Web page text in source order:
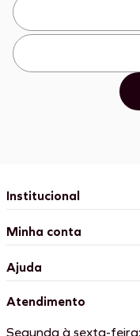
Institucional
Minha conta
Ajuda
Atendimento
Segunda à sexta-